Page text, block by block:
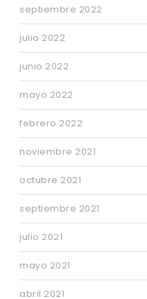
septiembre 2022
julio 2022
junio 2022
mayo 2022
febrero 2022
noviembre 2021
octubre 2021
septiembre 2021
julio 2021
mayo 2021
abril 2021